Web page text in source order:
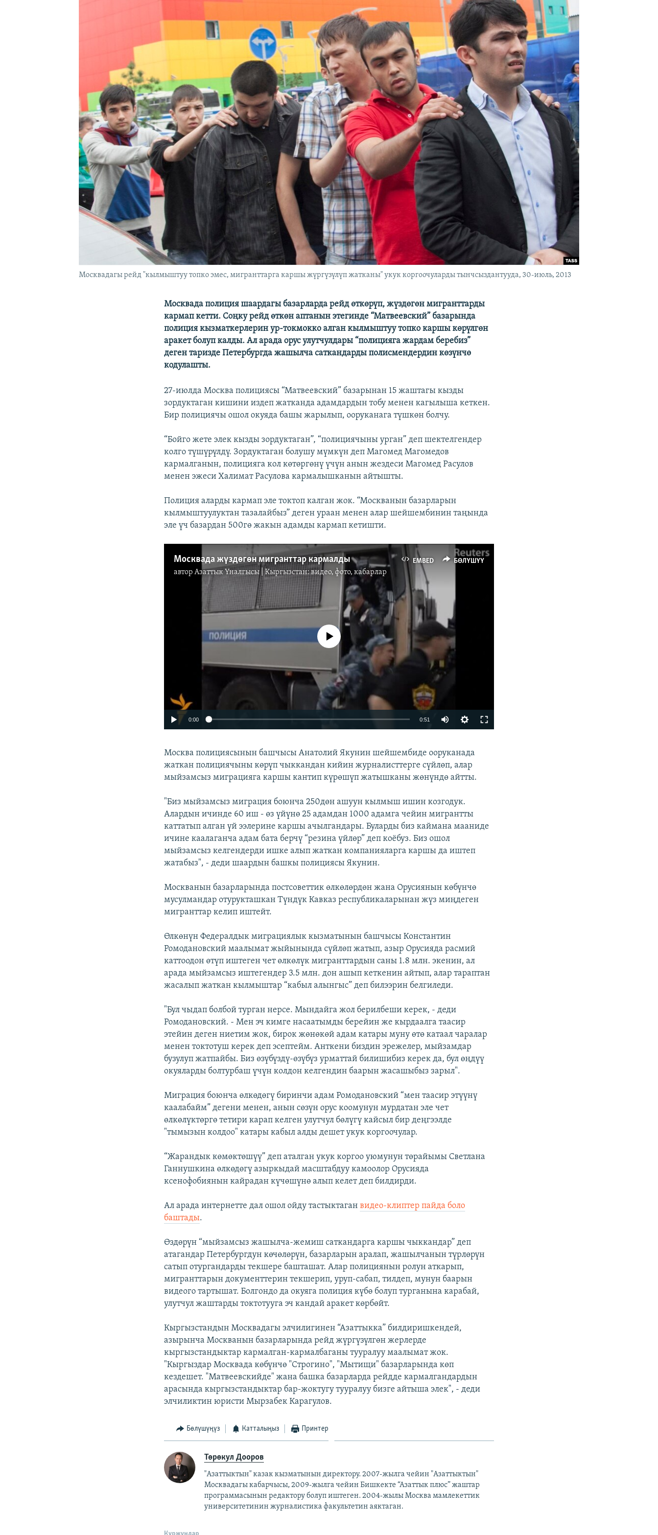
Москвадагы рейд "кылмыштуу топко эмес, мигранттарга каршы жүргүзүлүп жатканы" укук коргоочуларды тынчсыздантууда, 30-июль, 2013
Москвада полиция шаардагы базарларда рейд өткөрүп, жүздөгөн мигранттарды
кармап кетти. Соңку рейд өткөн аптанын этегинде “Матвеевский” базарында
полиция кызматкерлерин ур-токмокко алган кылмыштуу топко каршы көрүлгөн
аракет болуп калды. Ал арада орус улутчулдары “полицияга жардам беребиз”
деген таризде Петербургда жашылча саткандарды полисмендердин көзүнчө
кодулашты.
27-июлда Москва полициясы “Матвеевский” базарынан 15 жаштагы кызды
зордуктаган кишини издеп жатканда адамдардын тобу менен кагылыша кеткен.
Бир полициячы ошол окуяда башы жарылып, ооруканага түшкөн болчу.
“Бойго жете элек кызды зордуктаган”, “полициячыны урган” деп шектелгендер
колго түшүрүлдү. Зордуктаган болушу мүмкүн деп Магомед Магомедов
кармалганын, полицияга кол көтөргөнү үчүн анын жездеси Магомед Расулов
менен эжеси Халимат Расулова кармалышканын айтышты.
Полиция аларды кармап эле токтоп калган жок. “Москванын базарларын
кылмыштуулуктан тазалайбыз” деген ураан менен алар шейшембинин таңында
эле үч базардан 500гө жакын адамды кармап кетишти.
EMBED БӨЛҮШҮҮ
Москвада жүздөгөн мигранттар кармалды
авторАзаттык Үналгысы | Кыргызстан: видео, фото, кабарлар
EMBED
No media source currently available
0:00 0:51
Москва полициясынын башчысы Анатолий Якунин шейшембиде ооруканада
жаткан полициячыны көрүп чыккандан кийин журналисттерге сүйлөп, алар
мыйзамсыз миграцияга каршы кантип күрөшүп жатышканы жөнүндө айтты.
"Биз мыйзамсыз миграция боюнча 250дөн ашуун кылмыш ишин козгодук.
Алардын ичинде 60 иш - өз үйүнө 25 адамдан 1000 адамга чейин мигрантты
каттатып алган үй ээлерине каршы ачылгандары. Буларды биз каймана мааниде
ичине каалаганча адам бата берчү “резина үйлөр” деп коёбуз. Биз ошол
мыйзамсыз келгендерди ишке алып жаткан компанияларга каршы да иштеп
жатабыз", - деди шаардын башкы полициясы Якунин.
Москванын базарларында постсоветтик өлкөлөрдөн жана Орусиянын көбүнчө
мусулмандар отурукташкан Түндүк Кавказ республикаларынан жүз миңдеген
мигранттар келип иштейт.
Өлкөнүн Федералдык миграциялык кызматынын башчысы Константин
Ромодановский маалымат жыйынында сүйлөп жатып, азыр Орусияда расмий
каттоодон өтүп иштеген чет өлкөлүк мигранттардын саны 1.8 млн. экенин, ал
арада мыйзамсыз иштегендер 3.5 млн. дон ашып кеткенин айтып, алар тараптан
жасалып жаткан кылмыштар “кабыл алынгыс” деп билээрин белгиледи.
"Бул чыдап болбой турган нерсе. Мындайга жол берилбеши керек, - деди
Ромодановский. - Мен эч кимге насаатымды берейин же кырдаалга таасир
этейин деген ниетим жок, бирок жөнөкөй адам катары муну өтө катаал чаралар
менен токтотуш керек деп эсептейм. Анткени биздин эрежелер, мыйзамдар
бузулуп жатпайбы. Биз өзүбүздү-өзүбүз урматтай билишибиз керек да, бул өңдүү
окуяларды болтурбаш үчүн колдон келгендин баарын жасашыбыз зарыл".
Миграция боюнча өлкөдөгү биринчи адам Ромодановский “мен таасир этүүнү
каалабайм” дегени менен, анын сөзүн орус коомунун мурдатан эле чет
өлкөлүктөргө тетири карап келген улутчул бөлүгү кайсыл бир деңгээлде
"тымызын колдоо" катары кабыл алды дешет укук коргоочулар.
“Жарандык көмөктөшүү” деп аталган укук коргоо уюмунун төрайымы Светлана
Ганнушкина өлкөдөгү азыркыдай масштабдуу камоолор Орусияда
ксенофобиянын кайрадан күчөшүнө алып келет деп билдирди.
Ал арада интернетте дал ошол ойду тастыктаганвидео-клиптер пайда боло
баштады.
Өздөрүн “мыйзамсыз жашылча-жемиш саткандарга каршы чыккандар” деп
атагандар Петербургдун көчөлөрүн, базарларын аралап, жашылчанын түрлөрүн
сатып отургандарды текшере башташат. Алар полициянын ролун аткарып,
мигранттарын документтерин текшерип, уруп-сабап, тилдеп, мунун баарын
видеого тартышат. Болгондо да окуяга полиция күбө болуп турганына карабай,
улутчул жаштарды токтотууга эч кандай аракет көрбөйт.
Кыргызстандын Москвадагы элчилигинен “Азаттыкка” билдиришкендей,
азырынча Москванын базарларында рейд жүргүзүлгөн жерлерде
кыргызстандыктар кармалган-кармалбаганы тууралуу маалымат жок.
"Кыргыздар Москвада көбүнчө "Строгино", "Мытищи" базарларында көп
кездешет. "Матвеевскийде" жана башка базарларда рейдде кармалгандардын
арасында кыргызстандыктар бар-жоктугу тууралуу бизге айтыша элек", - деди
элчиликтин юристи Мырзабек Карагулов.
Бөлүшүңүз Катталыңыз Принтер
Төрөкул Дооров
"Азаттыктын" казак кызматынын директору. 2007-жылга чейин "Азаттыктын"
Москвадагы кабарчысы, 2009-жылга чейин Бишкекте “Азаттык плюс” жаштар
программасынын редактору болуп иштеген. 2004-жылы Москва мамлекеттик
университетинин журналистика факультетин аяктаган.